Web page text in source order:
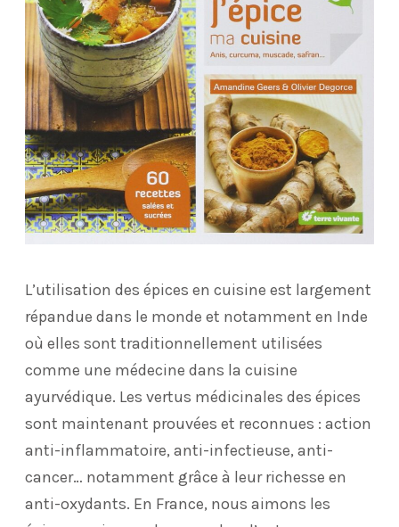
L’utilisation des épices en cuisine est largement
répandue dans le monde et notamment en Inde
où elles sont traditionnellement utilisées
comme une médecine dans la cuisine
ayurvédique. Les vertus médicinales des épices
sont maintenant prouvées et reconnues : action
anti-inflammatoire, anti-infectieuse, anti-
cancer… notamment grâce à leur richesse en
anti-oxydants. En France, nous aimons les